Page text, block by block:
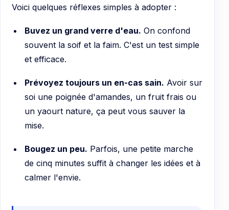
Voici quelques réflexes simples à adopter :
Buvez un grand verre d'eau. On confond
souvent la soif et la faim. C'est un test simple
et efficace.
Prévoyez toujours un en-cas sain. Avoir sur
soi une poignée d'amandes, un fruit frais ou
un yaourt nature, ça peut vous sauver la
mise.
Bougez un peu. Parfois, une petite marche
de cinq minutes suffit à changer les idées et à
calmer l'envie.